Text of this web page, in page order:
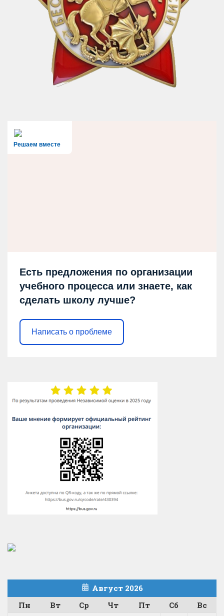
Решаем вместе
Есть предложения по организации
учебного процесса или знаете, как
сделать школу лучше?
Написать о проблеме
Август 2026
Пн
Вт Ср Чт Пт Сб
Вс